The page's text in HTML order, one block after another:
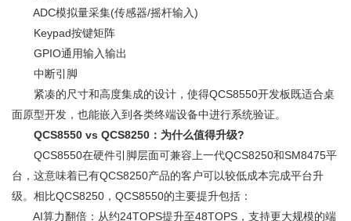
ADC模拟量采集(传感器/摇杆输入)
Keypad按键矩阵
GPIO通用输入输出
中断引脚
紧凑的尺寸和高度集成的设计，使得QCS8550开发板既适合桌
面原型开发，也能嵌入到各类终端设备中进行系统验证。
QCS8550 vs QCS8250：为什么值得升级?
QCS8550在硬件引脚层面可兼容上一代QCS8250和SM8475平
台，这意味着已有QCS8250产品的客户可以较低成本完成平台升
级。相比QCS8250，QCS8550的主要提升包括：
AI算力翻倍：从约24TOPS提升至48TOPS，支持更大规模的端